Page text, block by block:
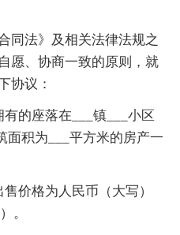
同法》及相关法律法规之
愿、协商一致的原则，就
协议：
的座落在___镇___小区
面积为___平方米的房产一
价格为人民币（大写）
。